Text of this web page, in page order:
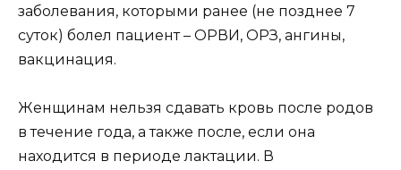
заболевания, которыми ранее (не позднее 7
суток) болел пациент – ОРВИ, ОРЗ, ангины,
вакцинация.
Женщинам нельзя сдавать кровь после родов
в течение года, а также после, если она
находится в периоде лактации. В